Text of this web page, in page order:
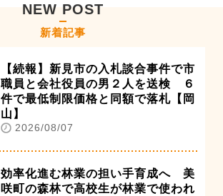
NEW POST
新着記事
【続報】新見市の入札談合事件で市
職員と会社役員の男２人を送検 ６
件で最低制限価格と同額で落札【岡
山】
2026/08/07
効率化進む林業の担い手育成へ 美
咲町の森林で高校生が林業で使われ